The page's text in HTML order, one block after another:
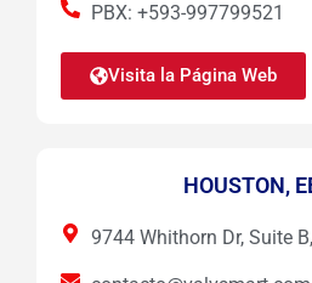
PBX: +593-997799521
Visita la Página Web
HOUSTON,
9744 Whithorn Dr, Suite